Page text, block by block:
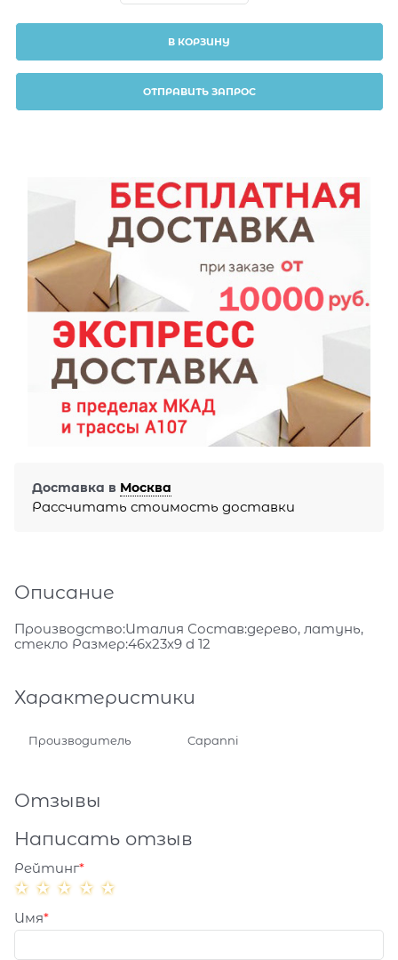
В КОРЗИНУ
ОТПРАВИТЬ ЗАПРОС
Доставка в Москва
Рассчитать стоимость доставки
Описание
Производство:Италия Состав:дерево, латунь,
стекло Размер:46x23x9 d 12
Характеристики
Производитель Capanni
Отзывы
Написать отзыв
Рейтинг
Имя